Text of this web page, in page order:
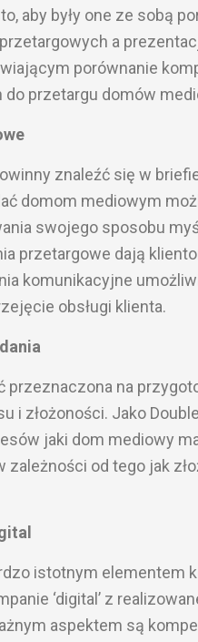
aby były one ze sobą
a
porównanie
przetargu domów
znaleźć się w
domom mediowym
swojego sposobu
przetargowe dają
komunikacyjne
obsługi klienta.
przeznaczona na
i złożoności. Jako
jaki dom mediowy
od tego jak
istotnym
‘digital’ z
aspektem są